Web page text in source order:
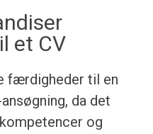
et CV
færdigheder til en
da det
og